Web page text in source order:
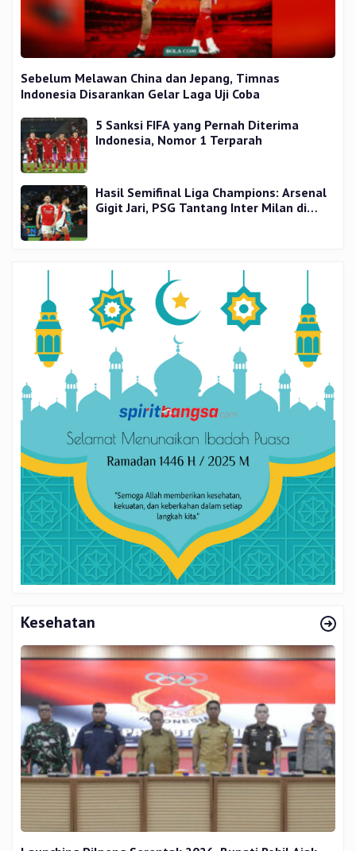
Sebelum Melawan China dan Jepang, Timnas
Indonesia Disarankan Gelar Laga Uji Coba
5 Sanksi FIFA yang Pernah Diterima
Indonesia, Nomor 1 Terparah
Hasil Semifinal Liga Champions: Arsenal
Gigit Jari, PSG Tantang Inter Milan di
Kesehatan